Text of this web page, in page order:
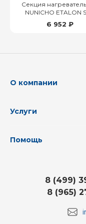
Секция
NUNICHO ETALON
60м/1200 Вт
6 952 ₽
О компании
Услуги
Помощь
8 (499)
8 (965)